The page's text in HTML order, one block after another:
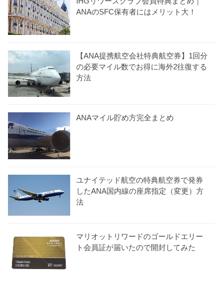
ANAのSFC保有者にはメリット大！
【ANA提携航空会社特典航空券】1回分
の必要マイル数でお得に海外2往復する
方法
ANAマイル貯め方完全まとめ
ユナイテッド航空の特典航空券で発券
したANA国内線の座席指定（変更）方
法
マリオットリワードのゴールドエリー
ト会員証が届いたので開封してみた